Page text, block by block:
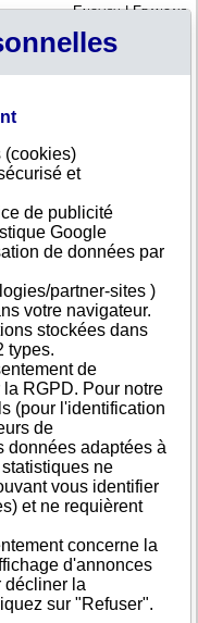
English|Français
est vide
le siège social est
dénomination sociale,
somalienne, importe
de vous assurer de
en Somalie.
l'information nécessaire à
défaillance, au rating de
constatés et au suivi
qui concerne toutes les
en Somalie.
GENERAL TRADING
COMPANY LTD
Bottling Company
SECURITY AND
SERVICES
(cookies)
et
de publicité
Google
de données par
partner-sites )
votre navigateur.
stockées dans
types.
de
RGPD. Pour notre
(pour l'identification
de
données adaptées à
ne
vous identifier
et ne requièrent
concerne la
d'annonces
décliner la
sur "Refuser".